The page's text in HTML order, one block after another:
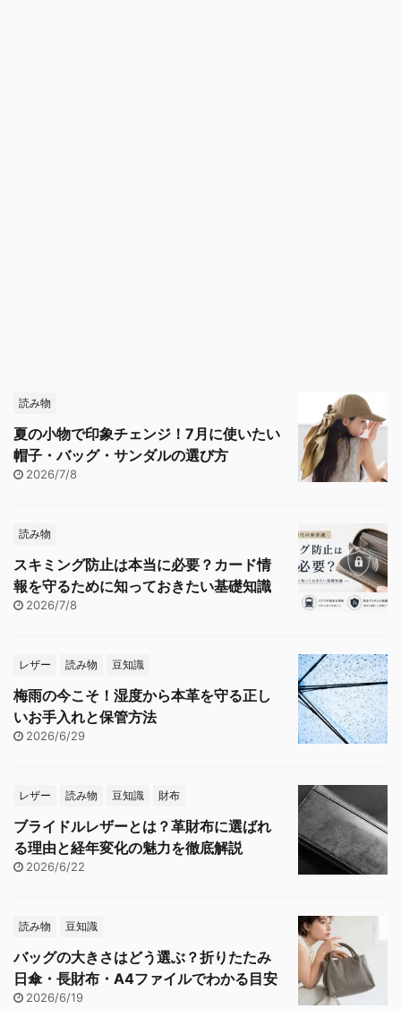
読み物
夏の小物で印象チェンジ！7月に使いたい
帽子・バッグ・サンダルの選び方
2026/7/8
読み物
スキミング防止は本当に必要？カード情
報を守るために知っておきたい基礎知識
2026/7/8
レザー 読み物 豆知識
梅雨の今こそ！湿度から本革を守る正し
いお手入れと保管方法
2026/6/29
レザー 読み物 豆知識 財布
ブライドルレザーとは？革財布に選ばれ
る理由と経年変化の魅力を徹底解説
2026/6/22
読み物 豆知識
バッグの大きさはどう選ぶ？折りたたみ
日傘・長財布・A4ファイルでわかる目安
2026/6/19